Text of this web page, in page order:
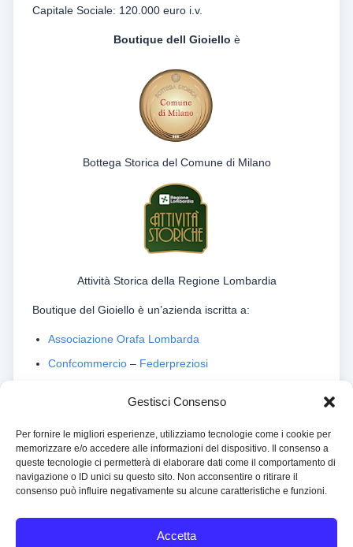
Gestisci Consenso
Per fornire le migliori esperienze, utilizziamo tecnologie come i cookie per
memorizzare e/o accedere alle informazioni del dispositivo. Il consenso a
queste tecnologie ci permetterà di elaborare dati come il comportamento di
navigazione o ID unici su questo sito. Non acconsentire o ritirare il
consenso può influire negativamente su alcune caratteristiche e funzioni.
Accetta
Capitale Sociale: 120.000 euro i.v.
Boutique dell Gioiello è
Bottega Storica del Comune di Milano
Attività Storica della Regione Lombardia
Boutique del Gioiello è un’azienda iscritta a:
Associazione Orafa Lombarda
Confcommercio – Federpreziosi
Reserved